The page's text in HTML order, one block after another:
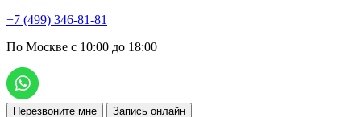
+7 (499) 346-81-81
По Москве с 10:00 до 18:00
Перезвоните мне Запись онлайн